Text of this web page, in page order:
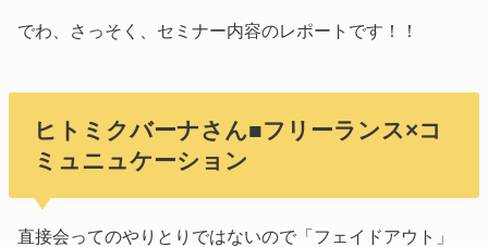
でわ、さっそく、セミナー内容のレポートです！！
ヒトミクバーナさん■フリーランス×コ
ミュニュケーション
直接会ってのやりとりではないので「フェイドアウト」